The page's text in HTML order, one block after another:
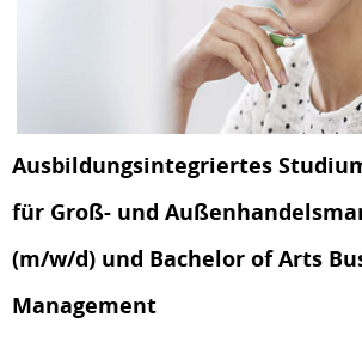
Ausbildungsintegriertes
für Groß- und
(m/w/d) und Bachelor of Arts
Management